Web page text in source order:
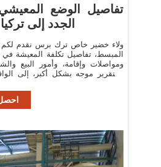
تفاصيل الوضع
الجدد إلى
ولاء خضير خاص ترك برس نقدم لكم
المبسط، تفاصيل تكلفة المعيشة
ومواصلات وإقامة، وأمور البيع
والتقرير موجه بشكل أكبر، إلى